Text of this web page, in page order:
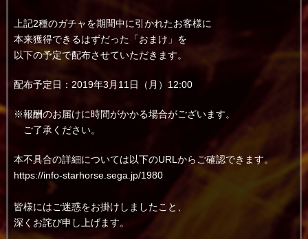
上記2種のガチャを期間中に引かれたお客様に
本来獲得できるはずだった「おまけ」を
以下の予定で配布させていただきます。
配布予定日：2019年3月11日（月）12:00
※報酬のお届けに時間がかかる場合がございます。
ご了承ください。
本不具合の詳細については以下のURLからご確認できます。
https://info-starhorse.sega.jp/1980
皆様にはご迷惑をお掛けしましたこと、
深くお詫び申し上げます。